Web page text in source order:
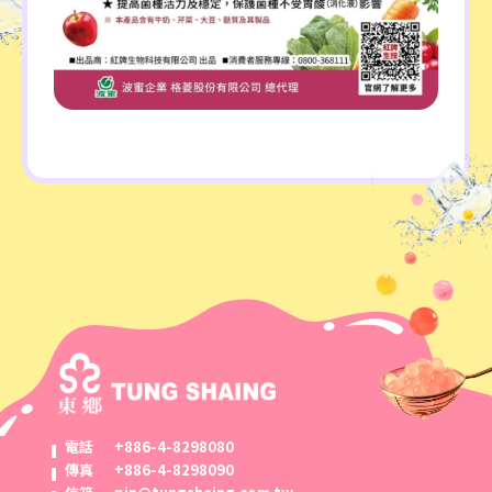
電話
+886-4-8298080
傳真
+886-4-8298090